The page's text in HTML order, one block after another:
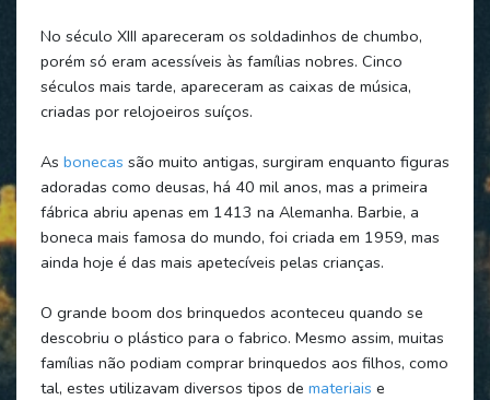
No século XIII apareceram os soldadinhos de chumbo,
porém só eram acessíveis às famílias nobres. Cinco
séculos mais tarde, apareceram as caixas de música,
criadas por relojoeiros suíços.
As bonecas são muito antigas, surgiram enquanto figuras
adoradas como deusas, há 40 mil anos, mas a primeira
fábrica abriu apenas em 1413 na Alemanha. Barbie, a
boneca mais famosa do mundo, foi criada em 1959, mas
ainda hoje é das mais apetecíveis pelas crianças.
O grande boom dos brinquedos aconteceu quando se
descobriu o plástico para o fabrico. Mesmo assim, muitas
famílias não podiam comprar brinquedos aos filhos, como
tal, estes utilizavam diversos tipos de materiais e